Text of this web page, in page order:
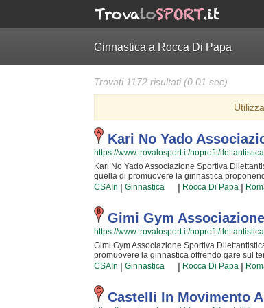
Ginnastica a Rocca Di Papa
Trovati 1172 risultati (0.01 sec)
Kari No Yado
https://www.trovalosport.it/noprofit/
Kari No Yado Associazione Sportiva
quella di promuovere la ginnastica
sullo sviluppo delle capacità motorie e
quotidianamente affrontando sfide difficili.
capaci di trasmettere quei valori in cui Kari
passione, i sacrifici e la continua ricerca
sport unico e da cui si viene
in cui potrai trovare nuovi amici con cui
scoprire di più sui loro corsi puoi venire in
pagina.
CSAIn | Ginnastica | Rocca Di Papa |
Gimi Gym
https://www.trovalosport.it/noprofit/
Gimi Gym Associazione Sportiva
promuovere la ginnastica offrendo gare sul
miglioramento delle capacità motorie e
quotidianamente affrontando sfide
sono convinti di poter trasmettere quei valori
passione, i sacrifici e la continua ricerca
sport unico e da cui si viene
CSAIn | Ginnastica | Rocca Di Papa |
Castelli In Movimento